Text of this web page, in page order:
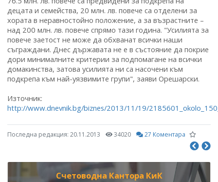
децата и семейства, 20 млн. лв. повече са отделени за
хората в неравностойно положение, а за възрастните –
над 200 млн. лв. повече спрямо тази година. "Усилията за
повече заетост не може да обхванат всички наши
съграждани. Днес държавата не е в състояние да покрие
дори минималните критерии за подпомагане на всички
домакинства, затова усилията ни са насочени към
подкрепа към най-уязвимите групи", заяви Орешарски.
Източник:
http://www.dnevnik.bg/biznes/2013/11/19/
Последна редакция: 20.11.2013 34020 27 Коментара
Счетоводна Кантора КиК